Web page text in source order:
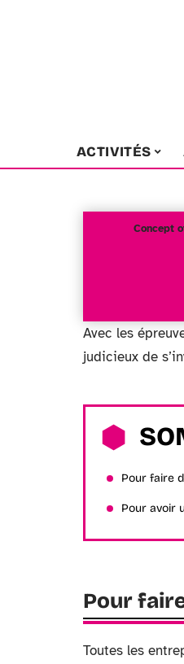
ACTIVITÉS
Concept
Avec les
judicieux de
Pour faire
Pour avoir
Pour
Toutes les